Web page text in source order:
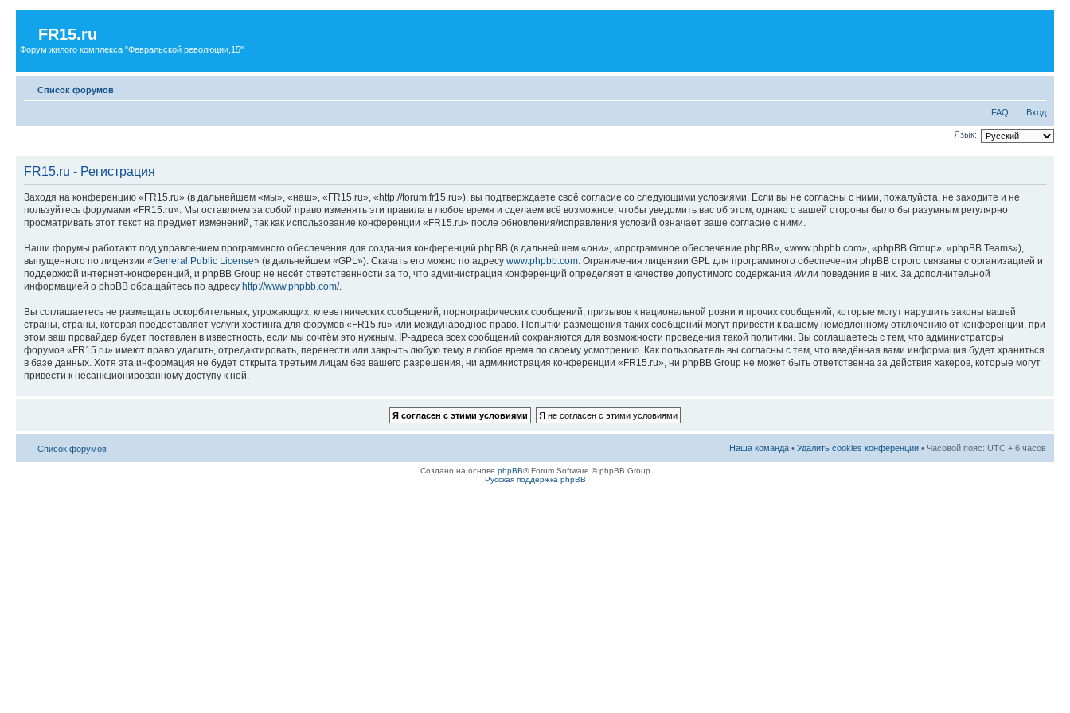
FR15.ru
Форум жилого комплекса "Февральской революции,15"
Список форумов
FAQ Вход
Язык:
FR15.ru - Регистрация
Заходя на конференцию «FR15.ru» (в дальнейшем «мы», «наш», «FR15.ru», «http://forum.fr15.ru»), вы подтверждаете своё согласие со следующими условиями. Если вы не согласны с ними, пожалуйста, не заходите и не
пользуйтесь форумами «FR15.ru». Мы оставляем за собой право изменять эти правила в любое время и сделаем всё возможное, чтобы уведомить вас об этом, однако с вашей стороны было бы разумным регулярно
просматривать этот текст на предмет изменений, так как использование конференции «FR15.ru» после обновления/исправления условий означает ваше согласие с ними.
Наши форумы работают под управлением программного обеспечения для создания конференций phpBB (в дальнейшем «они», «программное обеспечение phpBB», «www.phpbb.com», «phpBB Group», «phpBB Teams»),
выпущенного по лицензии «General Public License» (в дальнейшем «GPL»). Скачать его можно по адресу www.phpbb.com. Ограничения лицензии GPL для программного обеспечения phpBB строго связаны с организацией и
поддержкой интернет-конференций, и phpBB Group не несёт ответственности за то, что администрация конференций определяет в качестве допустимого содержания и/или поведения в них. За дополнительной
информацией о phpBB обращайтесь по адресу http://www.phpbb.com/.
Вы соглашаетесь не размещать оскорбительных, угрожающих, клеветнических сообщений, порнографических сообщений, призывов к национальной розни и прочих сообщений, которые могут нарушить законы вашей
страны, страны, которая предоставляет услуги хостинга для форумов «FR15.ru» или международное право. Попытки размещения таких сообщений могут привести к вашему немедленному отключению от конференции, при
этом ваш провайдер будет поставлен в известность, если мы сочтём это нужным. IP-адреса всех сообщений сохраняются для возможности проведения такой политики. Вы соглашаетесь с тем, что администраторы
форумов «FR15.ru» имеют право удалить, отредактировать, перенести или закрыть любую тему в любое время по своему усмотрению. Как пользователь вы согласны с тем, что введённая вами информация будет храниться
в базе данных. Хотя эта информация не будет открыта третьим лицам без вашего разрешения, ни администрация конференции «FR15.ru», ни phpBB Group не может быть ответственна за действия хакеров, которые могут
привести к несанкционированному доступу к ней.
Список форумов Наша команда • Удалить cookies конференции • Часовой пояс: UTC + 6 часов
Создано на основе phpBB® Forum Software © phpBB Group
Русская поддержка phpBB